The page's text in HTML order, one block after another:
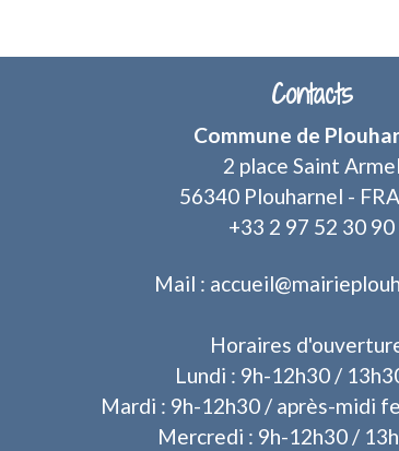
Contacts
Commune de
2 place Saint Armel
56340 Plouharnel -
+33 2 97 52 30 90
Mail :
Horaires
Lundi : 9h-12h30 /
Mardi : 9h-12h30 / après-midi
Mercredi : 9h-12h30 /